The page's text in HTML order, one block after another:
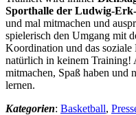
Sporthalle der Ludwig-
und mal mitmachen und
spielerisch den Umgang mit
Koordination und das
natürlich in keinem Training!
mitmachen, Spaß haben und
lernen.
Kategorien: Basketball,